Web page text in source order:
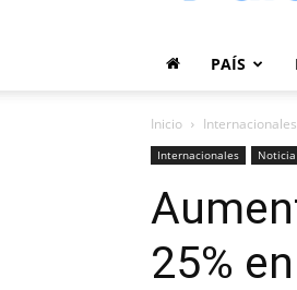
PAÍS
Inicio Internacionales
Internacionales Noticia
25%